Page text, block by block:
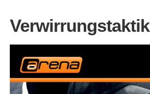
Verwirrungstaktik